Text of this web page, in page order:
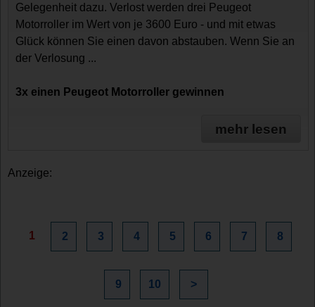
Gelegenheit dazu. Verlost werden drei Peugeot
Motorroller im Wert von je 3600 Euro - und mit etwas
Glück können Sie einen davon abstauben. Wenn Sie an
der Verlosung ...
3x einen Peugeot Motorroller gewinnen
mehr lesen
Anzeige:
1 2 3 4 5 6 7 8
9 10 >